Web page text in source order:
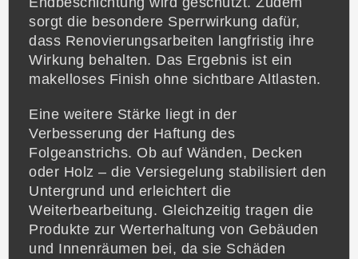
sorgt die besondere Sperrwirkung dafür,
dass Renovierungsarbeiten langfristig ihre
Wirkung behalten. Das Ergebnis ist ein
makelloses Finish ohne sichtbare Altlasten.
Eine weitere Stärke liegt in der
Verbesserung der Haftung des
Folgeanstrichs. Ob auf Wänden, Decken
oder Holz – die Versiegelung stabilisiert den
Untergrund und erleichtert die
Weiterbearbeitung. Gleichzeitig tragen die
Produkte zur Werterhaltung von Gebäuden
und Innenräumen bei, da sie Schäden